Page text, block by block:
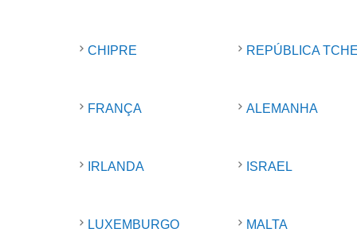
CHIPRE REPÚBLICA
FRANÇA ALEMANHA
IRLANDA ISRAEL
LUXEMBURGO MALTA